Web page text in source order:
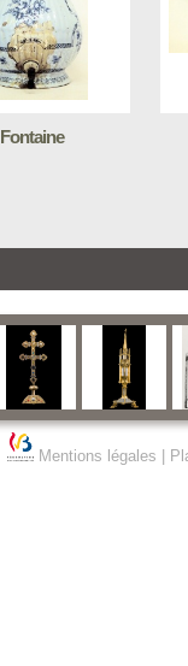
Fontaine
Mentions légales